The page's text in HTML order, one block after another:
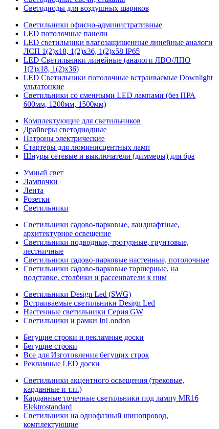
Светодиоды для воздушных шариков
Светильники офисно-административные
LED потолочные панели
LED светильники влагозащищенные линейные аналоги
ЛСП 1(2)х18, 1(2)х36, 1(2)х58 IP65
LED Светильники линейные (аналоги ЛВО/ЛПО
1(2)х18, 1(2)х36)
LED Светильники потолочные встраиваемые Downlight
ультатонкие
Светильники со сменными LED лампами (без ПРА
600мм, 1200мм, 1500мм)
Комплектующие для светильников
Драйверы светодиодные
Патроны электрические
Стартеры для люминисцентных ламп
Шнуры сетевые и выключатели (диммеры) для бра
Умный свет
Лампочки
Лента
Розетки
Светильники
Светильники садово-парковые, ландшафтные,
архитектурное освещение
Светильники подводные, тротурные, грунтовые,
лестничные
Светильники садово-парковые настенные, потолочные
Светильники садово-парковые торшерные, на
подставке, столбики и рассеиватели к ним
Светильники Design Led (SWG)
Встраиваемые светильники Design Led
Настенные светильники Серия GW
Светильники и рамки InLondon
Бегущие строки и рекламные доски
Бегущие строки
Все для Изготовления бегущих строк
Рекламные LED доски
Светильники акцентного освещения (трековые,
карданные и т.п.)
Карданные точечные светильники под лампу MR16
Elektrostandard
Светильники на однофазный шинопровод,
комплектующие